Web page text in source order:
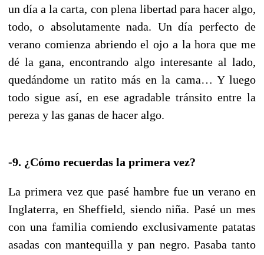
un día a la carta, con plena libertad para hacer algo,
todo, o absolutamente nada. Un día perfecto de
verano comienza abriendo el ojo a la hora que me
dé la gana, encontrando algo interesante al lado,
quedándome un ratito más en la cama… Y luego
todo sigue así, en ese agradable tránsito entre la
pereza y las ganas de hacer algo.
-9. ¿Cómo recuerdas la primera vez?
La primera vez que pasé hambre fue un verano en
Inglaterra, en Sheffield, siendo niña. Pasé un mes
con una familia comiendo exclusivamente patatas
asadas con mantequilla y pan negro. Pasaba tanto